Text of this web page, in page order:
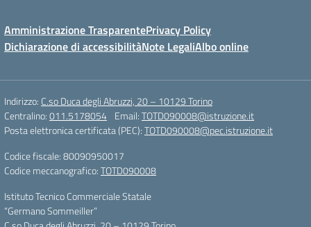
Amministrazione TrasparentePrivacy Policy
Dichiarazione di accessibilitàNote LegaliAlbo online
Indirizzo: C.so Duca degli Abruzzi, 20 – 10129 Torino
Centralino:011.5178054 Email:TOTD090008@istruzione.it
Posta elettronica certificata (PEC):TOTD090008@pec.istruzione.it
Codice fiscale: 80090950017
Codice meccanografico:TOTD090008
Istituto Tecnico Commerciale Statale
“Germano Sommeiller”